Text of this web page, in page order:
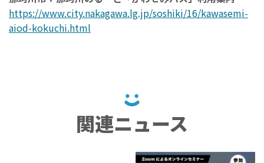
https://www.city.nakagawa.lg.jp/soshiki/16/kawasemi-
aiod-kokuchi.html
関連ニュース